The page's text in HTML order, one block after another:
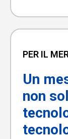
PER IL
Un
non